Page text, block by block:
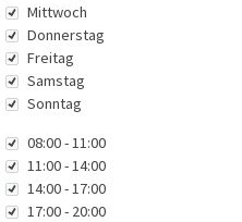
Mittwoch
Donnerstag
Freitag
Samstag
Sonntag
Uhrzeit08:00 - 11:00
11:00 - 14:00
14:00 - 17:00
17:00 - 20:00